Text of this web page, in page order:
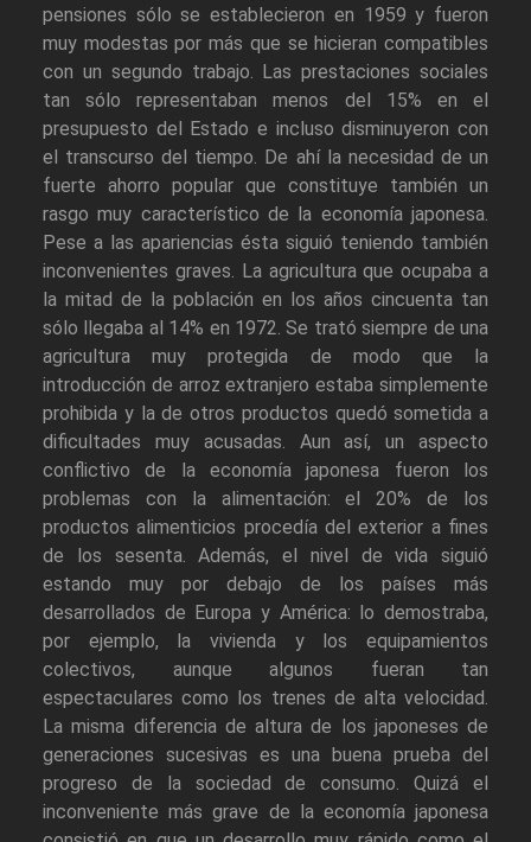
pensiones sólo se establecieron en 1959 y fueron
muy modestas por más que se hicieran compatibles
con un segundo trabajo. Las prestaciones sociales
tan sólo representaban menos del 15% en el
presupuesto del Estado e incluso disminuyeron con
el transcurso del tiempo. De ahí la necesidad de un
fuerte ahorro popular que constituye también un
rasgo muy característico de la economía japonesa.
Pese a las apariencias ésta siguió teniendo también
inconvenientes graves. La agricultura que ocupaba a
la mitad de la población en los años cincuenta tan
sólo llegaba al 14% en 1972. Se trató siempre de una
agricultura muy protegida de modo que la
introducción de arroz extranjero estaba simplemente
prohibida y la de otros productos quedó sometida a
dificultades muy acusadas. Aun así, un aspecto
conflictivo de la economía japonesa fueron los
problemas con la alimentación: el 20% de los
productos alimenticios procedía del exterior a fines
de los sesenta. Además, el nivel de vida siguió
estando muy por debajo de los países más
desarrollados de Europa y América: lo demostraba,
por ejemplo, la vivienda y los equipamientos
colectivos, aunque algunos fueran tan
espectaculares como los trenes de alta velocidad.
La misma diferencia de altura de los japoneses de
generaciones sucesivas es una buena prueba del
progreso de la sociedad de consumo. Quizá el
inconveniente más grave de la economía japonesa